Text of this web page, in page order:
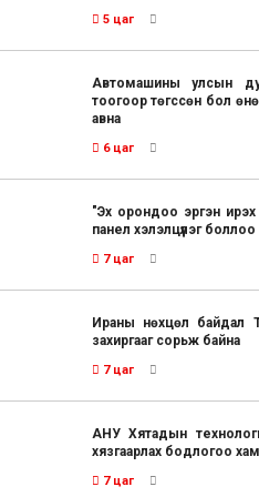
5 цаг
Автомашины улсын
тоогоор төгссөн бол
авна
6 цаг
"Эх орондоо эргэн ирэх
панел хэлэлцүүлэг боллоо
7 цаг
Ираны нөхцөл байдал
захиргааг сорьж байна
7 цаг
АНУ Хятадын
хязгаарлах бодлогоо
7 цаг